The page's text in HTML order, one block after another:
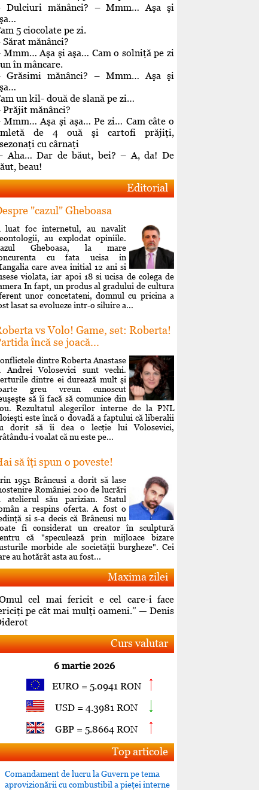
Dulciuri mănânci? – Mmm… Aşa şi
5 ciocolate pe zi.
Sărat mănânci?
Mmm… Aşa şi aşa… Cam o solniţă pe zi
în mâncare.
Grăsimi mănânci? – Mmm… Aşa şi
un kil- două de slană pe zi…
Prăjit mănânci?
Mmm… Aşa şi aşa… Pe zi… Cam câte o
de 4 ouă şi cartofi prăjiţi,
cu cârnaţi
Aha… Dar de băut, bei? – A, da! De
beau!
Editorial
"cazul" Gheboasa
luat foc internetul, au navalit
au explodat opiniile.
Gheboasa, la mare
cu fata ucisa in
care avea initial 12 ani si
violata, iar apoi 18 si ucisa de colega de
In fapt, un produs al gradului de cultura
unor concetateni, domnul cu pricina a
lasat sa evolueze intr-o siluire a...
vs Volo! Game, set: Roberta!
încă se joacă...
dintre Roberta Anastase
Andrei Volosevici sunt vechi.
dintre ei durează mult şi
greu vreun cunoscut
să îi facă să comunice din
Rezultatul alegerilor interne de la PNL
este încă o dovadă a faptului că liberalii
dorit să îi dea o lecţie lui Volosevici,
i voalat că nu este pe...
să îţi spun o poveste!
1951 Brâncusi a dorit să lase
României 200 de lucrări
atelierul său parizian. Statul
a respins oferta. A fost o
si s-a decis că Brâncusi nu
fi considerat un creator în sculptură
că "speculează prin mijloace bizare
morbide ale societăţii burgheze". Cei
au hotărât asta au fost...
Maxima zilei
cel mai fericit e cel care-i face
pe cât mai mulţi oameni.” — Denis
Curs valutar
6 martie 2026
EURO = 5.0941 RON
USD = 4.3981 RON
GBP = 5.8664 RON
Top articole
Comandament de lucru la Guvern pe tema
aprovizionării cu combustibil a pieţei interne